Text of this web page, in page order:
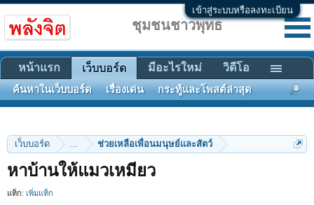
เข้าสู่ระบบหรือลงทะเบียน
เว็บบอร์ด ... ช่วยเหลือเพื่อนมนุษย์และสัตว์
หาบ้านให้แมวเหมียว
แท็ก: เพิ่มแท็ก
ชุมชนชาวพุทธ
หน้าแรก เว็บบอร์ด
ค้นหาในเว็บบอร์ด เรื่องเด่น กระทู้และโพสต์ล่าสุด
มีอะไรใหม่ วิดีโอ